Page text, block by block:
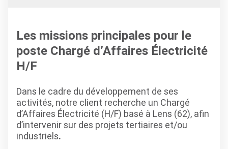
Les missions principales pour le
poste Chargé d’Affaires Électricité
H/F
Dans le cadre du développement de ses
activités, notre client recherche un Chargé
d’Affaires Électricité (H/F) basé à Lens (62), afin
d’intervenir sur des projets tertiaires et/ou
industriels.